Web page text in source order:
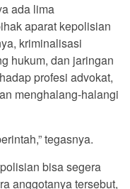
ada lima
aparat kepolisian
kriminalisasi
hukum, dan jaringan
profesi advokat,
menghalang-halangi
tegasnya.
bisa segera
anggotanya tersebut,